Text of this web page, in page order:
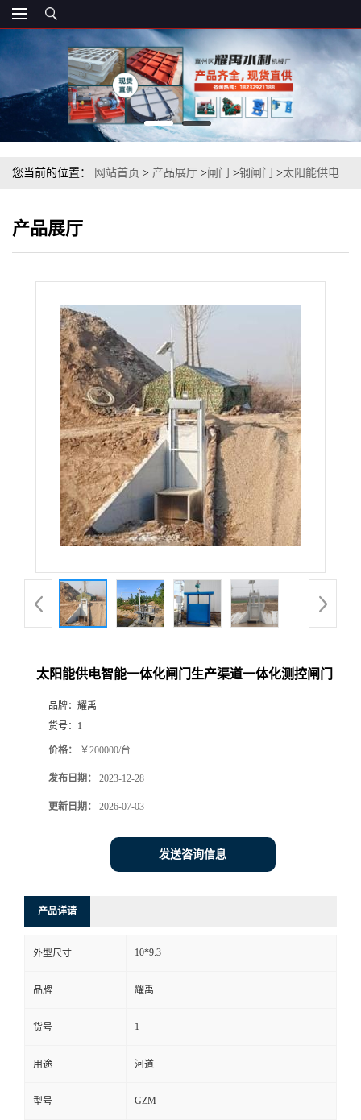
您当前的位置： 网站首页 > 产品展厅 >闸门 >钢闸门 >太阳能供电
产品展厅
太阳能供电智能一体化闸门生产渠道一体化测控闸门
品牌： 耀禹
货号： 1
价格： ￥200000/台
发布日期： 2023-12-28
更新日期： 2026-07-03
发送咨询信息
产品详请
外型尺寸 10*9.3
品牌 耀禹
货号 1
用途 河道
型号 GZM